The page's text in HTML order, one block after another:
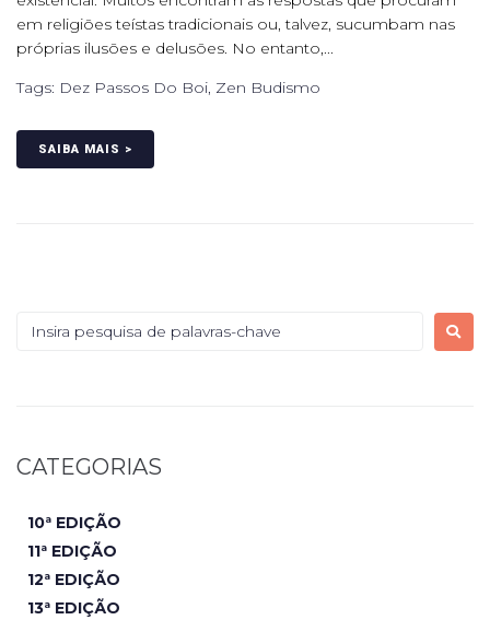
em religiões teístas tradicionais ou, talvez, sucumbam nas
próprias ilusões e delusões. No entanto,...
Tags: Dez Passos Do Boi, Zen Budismo
SAIBA MAIS >
CATEGORIAS
10ª EDIÇÃO
11ª EDIÇÃO
12ª EDIÇÃO
13ª EDIÇÃO